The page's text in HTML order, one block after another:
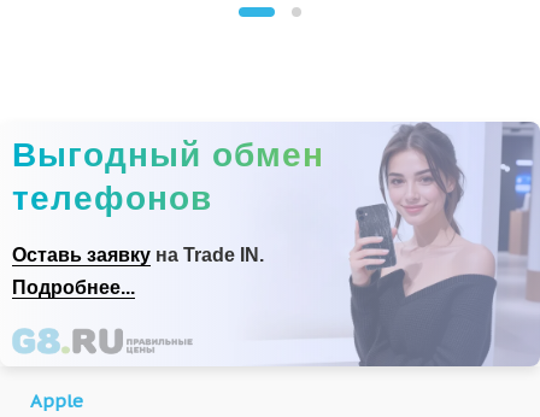
Выгодный обмен
телефонов
Оставь заявку на Trade IN.
Подробнее...
Apple